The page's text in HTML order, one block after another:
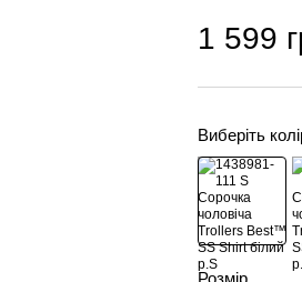
1 599
Виберіть
Розмір